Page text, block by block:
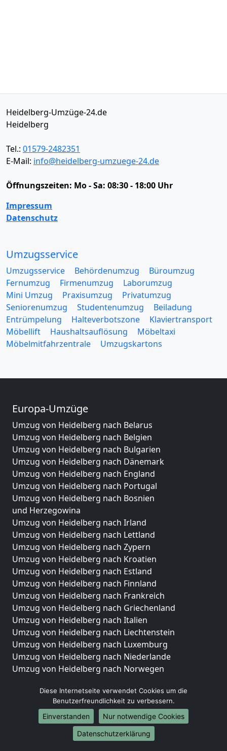
Heidelberg-Umzüge-24.de
Heidelberg
Tel.: 01579-2482351
E-Mail: info@heidelberg-umzuege-24.de
Öffnungszeiten: Mo - Sa: 08:30 - 18:00 Uhr
Impressum
Datenschutz
Umzugsservice
Umzugsservice Behördenumzug
Büroumzug
Fernumzug
Firmenumzug
Laborumzug
Mini Umzug
Praxisumzug
Privatumzug
Seniorenumzug
Studentenumzug
Beiladung
Entrümpelung
Halteverbotszone
Klaviertransport
Möbellift
Haushaltsauflösung
Möbeltaxi
Möbelmitfahrzentrale
Umzugskartons
Europa-Umzüge
Umzug von Heidelberg nach Belarus
Umzug von Heidelberg nach Belgien
Umzug von Heidelberg nach Bulgarien
Umzug von Heidelberg nach Dänemark
Umzug von Heidelberg nach England
Umzug von Heidelberg nach Portugal
Umzug von Heidelberg nach Bosnien
und Herzegowina
Umzug von Heidelberg nach Irland
Umzug von Heidelberg nach Lettland
Umzug von Heidelberg nach Zypern
Umzug von Heidelberg nach Kroatien
Umzug von Heidelberg nach Estland
Umzug von Heidelberg nach Finnland
Umzug von Heidelberg nach Frankreich
Umzug von Heidelberg nach Griechenland
Umzug von Heidelberg nach Italien
Umzug von Heidelberg nach Liechtenstein
Umzug von Heidelberg nach Luxemburg
Umzug von Heidelberg nach Niederlande
Umzug von Heidelberg nach Norwegen
Umzüge-Deutschlandweit
Umzug von Heidelberg nach Berlin
Umzug von Heidelberg nach Hamburg
Umzug von Heidelberg nach München
Umzug von Heidelberg nach Köln
Diese Internetseite verwendet Cookies um die
Benutzerfreundlichkeit zu verbessern.
Einverstanden
Nur notwendige Cookies
Datenschutzerklärung